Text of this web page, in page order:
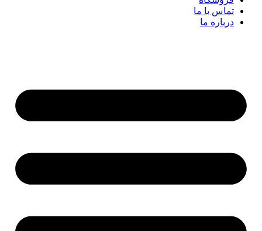
تماس با ما
درباره ما